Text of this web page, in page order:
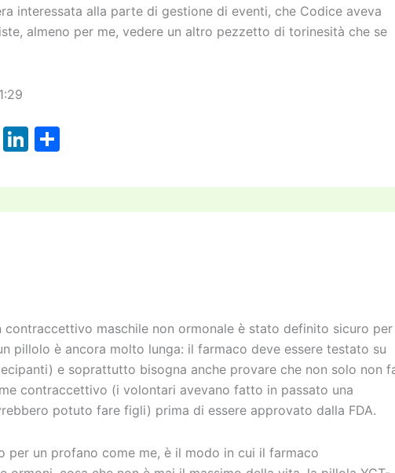
interessata alla parte di gestione di eventi, che Codice aveva
almeno per me, vedere un altro pezzetto di torinesità che se
C
Li
k
e
n
di
contraccettivo maschile non ormonale è stato definito sicuro per
pillolo è ancora molto lunga: il farmaco deve essere testato su
e soprattutto bisogna anche provare che non solo non
contraccettivo (i volontari avevano fatto in passato una
potuto fare figli) prima di essere approvato dalla FDA.
per un profano come me, è il modo in cui il farmaco